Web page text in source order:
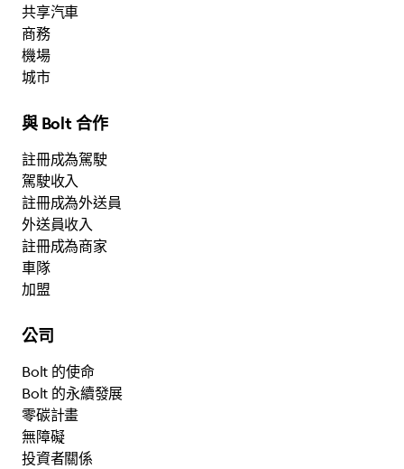
共享汽車
商務
機場
城市
與 Bolt 合作
註冊成為駕駛
駕駛收入
註冊成為外送員
外送員收入
註冊成為商家
車隊
加盟
公司
Bolt 的使命
Bolt 的永續發展
零碳計畫
無障礙
投資者關係